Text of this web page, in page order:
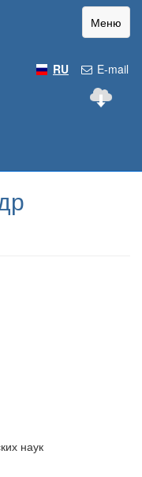
Меню
E-mail
RU
наук